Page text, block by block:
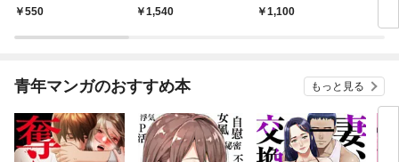
550
1,540 1,100
青年マンガのおすすめ本 もっと見る